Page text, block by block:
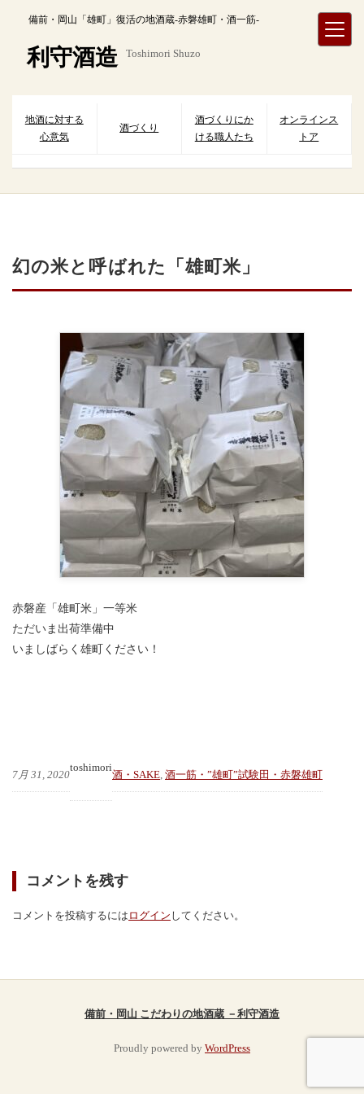
備前・岡山「雄町」復活の地酒蔵-赤磐雄町・酒一筋-
利守酒造 Toshimori Shuzo
地酒に対する
心意気
酒づくり
酒づくりにか
ける職人たち
オンラインス
トア
幻の米と呼ばれた「雄町米」
赤磐産「雄町米」一等米
ただいま出荷準備中
いましばらく雄町ください！
7月 31, 2020
toshimori
酒・SAKE 酒一筋・”雄町”試験田・赤磐雄町
コメントを残す
コメントを投稿するには ログイン してください。
備前・岡山 こだわりの地酒蔵 －利守酒造
Proudly powered by WordPress